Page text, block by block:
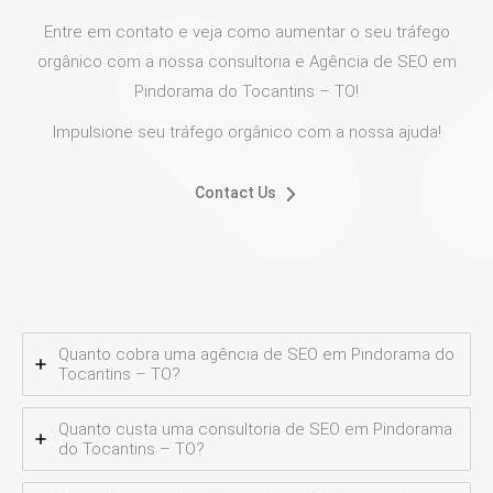
Entre em contato e veja como aumentar o seu tráfego
orgânico com a nossa consultoria e Agência de SEO em
Pindorama do Tocantins – TO!
Impulsione seu tráfego orgânico com a nossa ajuda!
Contact Us
Quanto cobra uma agência de SEO em Pindorama do
Tocantins – TO?
Quanto custa uma consultoria de SEO em Pindorama
do Tocantins – TO?